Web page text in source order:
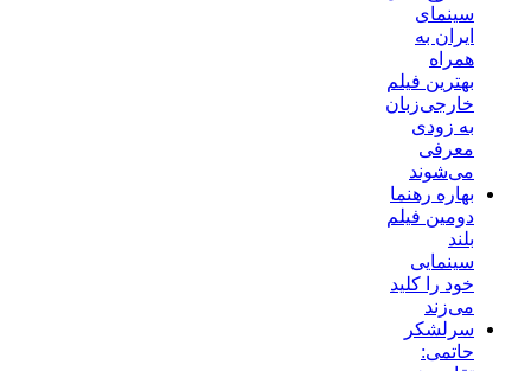
سینمای
ایران به
همراه
بهترین فیلم
خارجی‌زبان
به زودی
معرفی
می‌شوند
بهاره رهنما
دومین فیلم
بلند
سینمایی
خود را کلید
می‌زند
سرلشکر
حاتمی: